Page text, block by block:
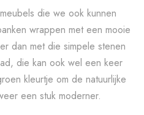
die we ook kunnen
wrappen met een mooie
dan met die simpele stenen
die kan ook wel een keer
kleurtje om de natuurlijke
een stuk moderner.